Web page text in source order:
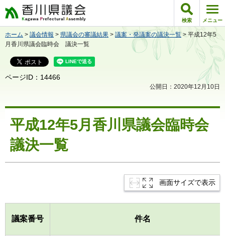
香川県議会 検索 メニュー
ホーム > 議会情報 > 県議会の審議結果 > 議案・発議案の議決一覧 > 平成12年5
月香川県議会臨時会 議決一覧
ページID：14466
公開日：2020年12月10日
平成12年5月香川県議会臨時会
議決一覧
画面サイズで表示
議案番号 件名